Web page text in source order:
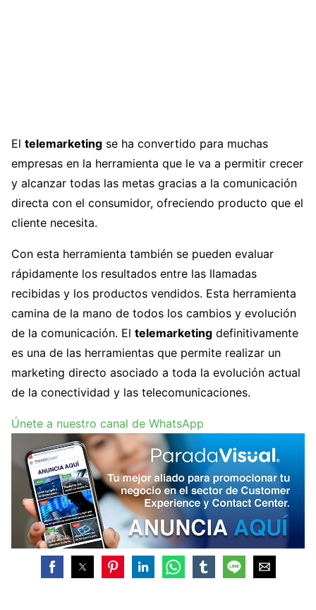
El telemarketing se ha convertido para muchas
empresas en la herramienta que le va a permitir crecer
y alcanzar todas las metas gracias a la comunicación
directa con el consumidor, ofreciendo producto que el
cliente necesita.
Con esta herramienta también se pueden evaluar
rápidamente los resultados entre las llamadas
recibidas y los productos vendidos. Esta herramienta
camina de la mano de todos los cambios y evolución
de la comunicación. El telemarketing definitivamente
es una de las herramientas que permite realizar un
marketing directo asociado a toda la evolución actual
de la conectividad y las telecomunicaciones.
Únete a nuestro canal de WhatsApp